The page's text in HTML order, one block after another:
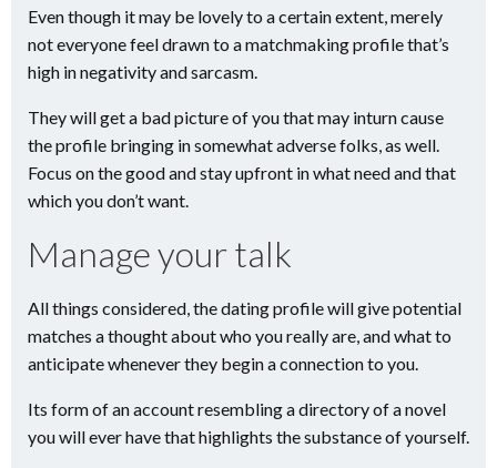
Even though it may be lovely to a certain extent, merely
not everyone feel drawn to a matchmaking profile that’s
high in negativity and sarcasm.
They will get a bad picture of you that may inturn cause
the profile bringing in somewhat adverse folks, as well.
Focus on the good and stay upfront in what need and that
which you don’t want.
Manage your talk
All things considered, the dating profile will give potential
matches a thought about who you really are, and what to
anticipate whenever they begin a connection to you.
Its form of an account resembling a directory of a novel
you will ever have that highlights the substance of yourself.